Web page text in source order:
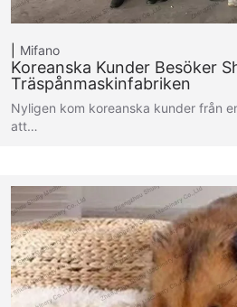
Mifano
Koreanska Kunder Besöker
Träspånmaskinfabriken
Nyligen kom koreanska kunder från
att…